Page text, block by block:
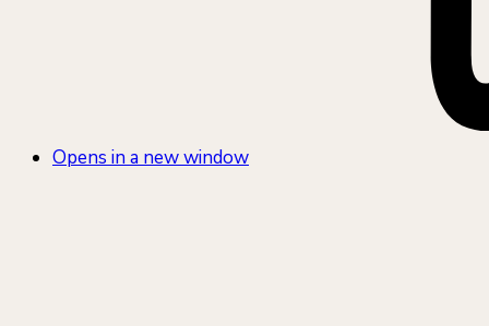
Opens in a new window